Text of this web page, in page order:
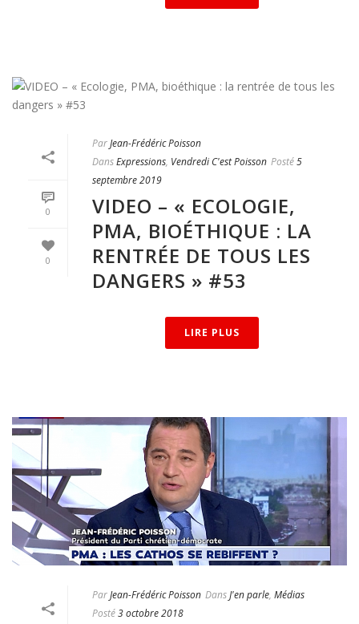
0
0
ParJean-Frédéric Poisson
DansExpressions, Vendredi C'est Poisson Posté5
septembre 2019
VIDEO – « ECOLOGIE,
PMA, BIOÉTHIQUE : LA
RENTRÉE DE TOUS LES
DANGERS » #53
LIRE PLUS
ParJean-Frédéric Poisson DansJ'en parle, Médias
Posté3 octobre 2018